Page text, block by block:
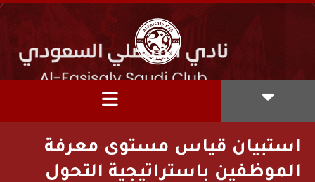
استبيان قياس مستوى معرفة
الموظفين باستراتيجية التحول